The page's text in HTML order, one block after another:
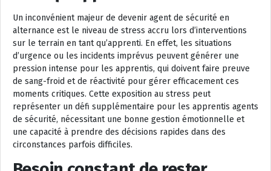
Un inconvénient majeur de devenir agent de sécurité en
alternance est le niveau de stress accru lors d’interventions
sur le terrain en tant qu’apprenti. En effet, les situations
d’urgence ou les incidents imprévus peuvent générer une
pression intense pour les apprentis, qui doivent faire preuve
de sang-froid et de réactivité pour gérer efficacement ces
moments critiques. Cette exposition au stress peut
représenter un défi supplémentaire pour les apprentis agents
de sécurité, nécessitant une bonne gestion émotionnelle et
une capacité à prendre des décisions rapides dans des
circonstances parfois difficiles.